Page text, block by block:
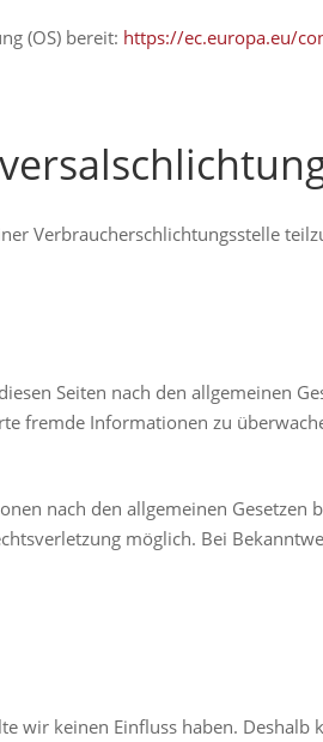
(OS) bereit: https://ec.europa.eu/
Verbraucherschlichtungsstelle
Seiten nach den allgemeinen
fremde Informationen zu
nach den allgemeinen Gesetzen
möglich. Bei
wir keinen Einfluss haben.